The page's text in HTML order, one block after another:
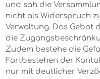
und sah die
nicht als Widerspruch
Verwaltung. Das Gebot
die
Zudem bestehe die
Fortbestehen der
nur mit deutlicher